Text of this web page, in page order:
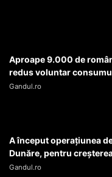
Aproape 9.000 de
redus voluntar
Gandul.ro
A început operaţiunea
Dunăre, pentru
Gandul.ro